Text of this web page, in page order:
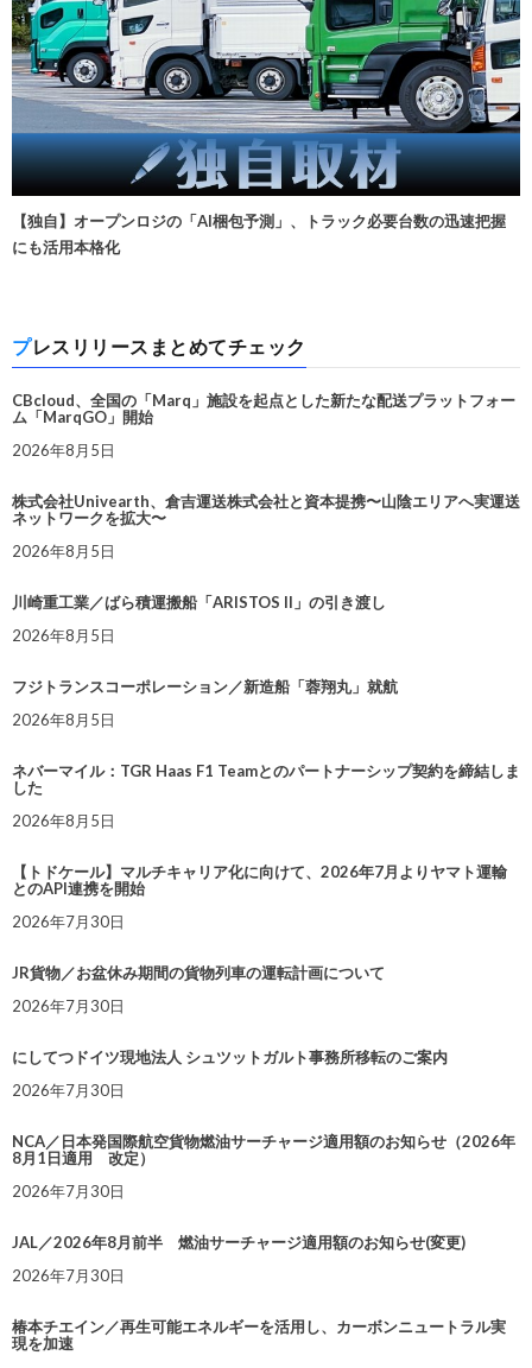
【独自】オープンロジの「AI梱包予測」、トラック必要台数の迅速把握
にも活用本格化
プレスリリースまとめてチェック
CBcloud、全国の「Marq」施設を起点とした新たな配送プラットフォー
ム「MarqGO」開始
2026年8月5日
株式会社Univearth、倉吉運送株式会社と資本提携〜山陰エリアへ実運送
ネットワークを拡大〜
2026年8月5日
川崎重工業／ばら積運搬船「ARISTOS II」の引き渡し
2026年8月5日
フジトランスコーポレーション／新造船「蓉翔丸」就航
2026年8月5日
ネバーマイル：TGR Haas F1 Teamとのパートナーシップ契約を締結しま
した
2026年8月5日
【トドケール】マルチキャリア化に向けて、2026年7月よりヤマト運輸
とのAPI連携を開始
2026年7月30日
JR貨物／お盆休み期間の貨物列車の運転計画について
2026年7月30日
にしてつドイツ現地法人 シュツットガルト事務所移転のご案内
2026年7月30日
NCA／日本発国際航空貨物燃油サーチャージ適用額のお知らせ（2026年
8月1日適用 改定）
2026年7月30日
JAL／2026年8月前半 燃油サーチャージ適用額のお知らせ(変更)
2026年7月30日
椿本チエイン／再生可能エネルギーを活用し、カーボンニュートラル実
現を加速